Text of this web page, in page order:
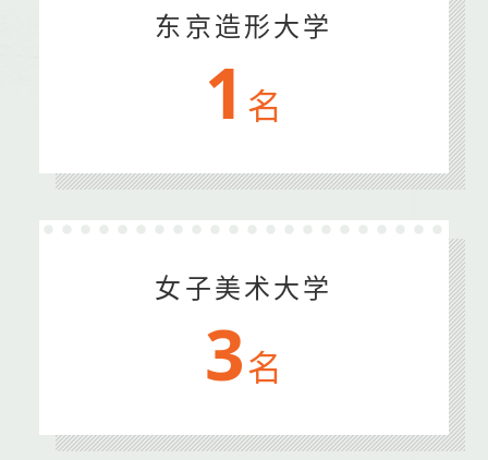
东京造形大学
1 名
女子美术大学
3名